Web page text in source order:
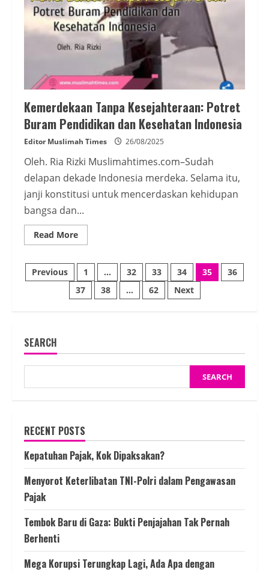
Kemerdekaan Tanpa Kesejahteraan: Potret
Buram Pendidikan dan Kesehatan Indonesia
Editor Muslimah Times 26/08/2025
Oleh. Ria Rizki Muslimahtimes.com–Sudah
delapan dekade Indonesia merdeka. Selama itu,
janji konstitusi untuk mencerdaskan kehidupan
bangsa dan...
Read MoreRead
more
Tanpa
Kesejahteraan:
Potret
Buram
Pendidikan
Posts
pagination
Previous 1 … 32 33 34 35
36
37
38 … 62 Next
SEARCH
SEARCH
RECENT POSTS
Kepatuhan Pajak, Kok Dipaksakan?
Menyorot Keterlibatan TNI-Polri dalam Pengawasan
Pajak
Tembok Baru di Gaza: Bukti Penjajahan Tak Pernah
Berhenti
Mega Korupsi Terungkap Lagi, Ada Apa dengan